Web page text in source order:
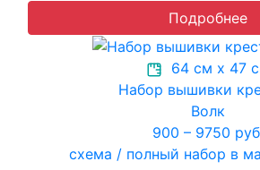
Подробнее
64 см х 47
Набор вышивки
Волк
900 – 9750
схема / полный набор в